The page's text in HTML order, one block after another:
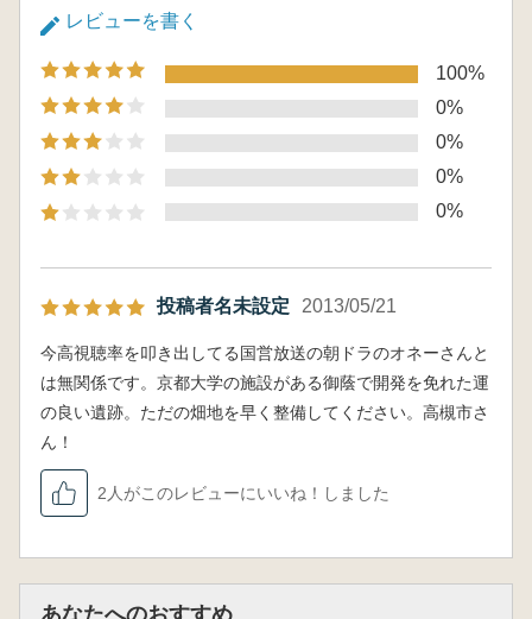
レビューを書く
100%
0%
0%
0%
0%
投稿者名未設定 2013/05/21
今高視聴率を叩き出してる国営放送の朝ドラのオネーさんと
は無関係です。京都大学の施設がある御蔭で開発を免れた運
の良い遺跡。ただの畑地を早く整備してください。高槻市さ
ん！
2人がこのレビューにいいね！しました